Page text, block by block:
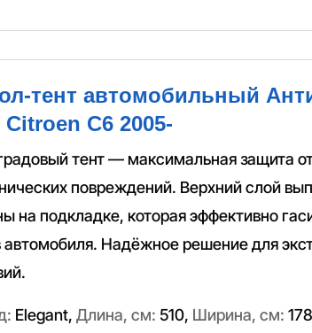
тент автомобильный
C6 2005-
тент — максимальная защита
повреждений. Верхний слой
на подкладке, которая эффективно
автомобиля. Надёжное решение для
Elegant, Длина, см: 510, Ширина, см: 178